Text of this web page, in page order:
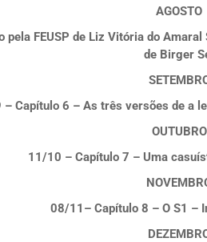
AGOSTO
FEUSP de Liz Vitória do
de Birger
– Capítulo 6 – As três versões de a
OUTUBRO
11/10 – Capítulo 7 – Uma
08/11 – Capítulo 8 – O S1 –